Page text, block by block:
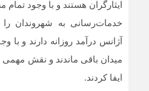
ایثارگران هستند و با وجود
خدمات‌رسانی به شهروندان را
آژانس درآمد روزانه دارند و با
میدان باقی ماندند و نقش
ایفا کردند.